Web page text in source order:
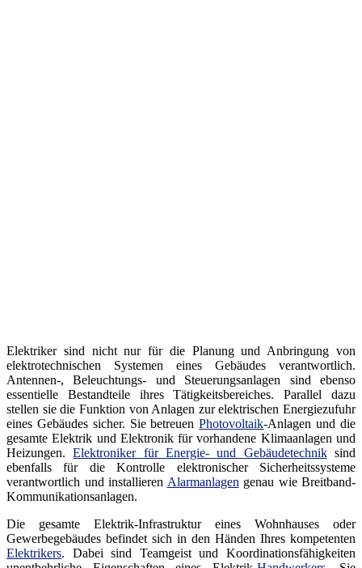
Elektriker sind nicht nur für die Planung und Anbringung von
elektrotechnischen Systemen eines Gebäudes verantwortlich.
Antennen-, Beleuchtungs- und Steuerungsanlagen sind ebenso
essentielle Bestandteile ihres Tätigkeitsbereiches. Parallel dazu
stellen sie die Funktion von Anlagen zur elektrischen Energiezufuhr
eines Gebäudes sicher. Sie betreuenPhotovoltaik-Anlagen und die
gesamte Elektrik und Elektronik für vorhandene Klimaanlagen und
Heizungen.Elektroniker für Energie- und Gebäudetechniksind
ebenfalls für die Kontrolle elektronischer Sicherheitssysteme
verantwortlich und installieren Alarmanlagen genau wie Breitband-
Kommunikationsanlagen.
Die gesamte Elektrik-Infrastruktur eines Wohnhauses oder
Gewerbegebäudes befindet sich in den Händen Ihres kompetenten
Elektrikers. Dabei sind Teamgeist und Koordinationsfähigkeiten